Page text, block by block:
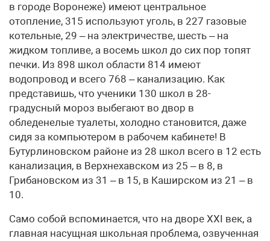
в городе Воронеже) имеют центральное
отопление, 315 используют уголь, в 227 газовые
котельные, 29 – на электричестве, шесть – на
жидком топливе, а восемь школ до сих пор топят
печки. Из 898 школ области 814 имеют
водопровод и всего 768 – канализацию. Как
представишь, что ученики 130 школ в 28-
градусный мороз выбегают во двор в
обледенелые туалеты, холодно становится, даже
сидя за компьютером в рабочем кабинете! В
Бутурлиновском районе из 28 школ всего в 12 есть
канализация, в Верхнехавском из 25 – в 8, в
Грибановском из 31 – в 15, в Каширском из 21 – в
10.
Само собой вспоминается, что на дворе ХХI век, а
главная насущная школьная проблема, озвученная